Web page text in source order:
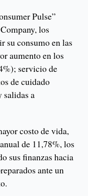
Pulse”
los
su consumo en las
aumento en los
servicio de
de cuidado
salidas a
costo de vida,
de 11,78%, los
sus finanzas hacia
ante un